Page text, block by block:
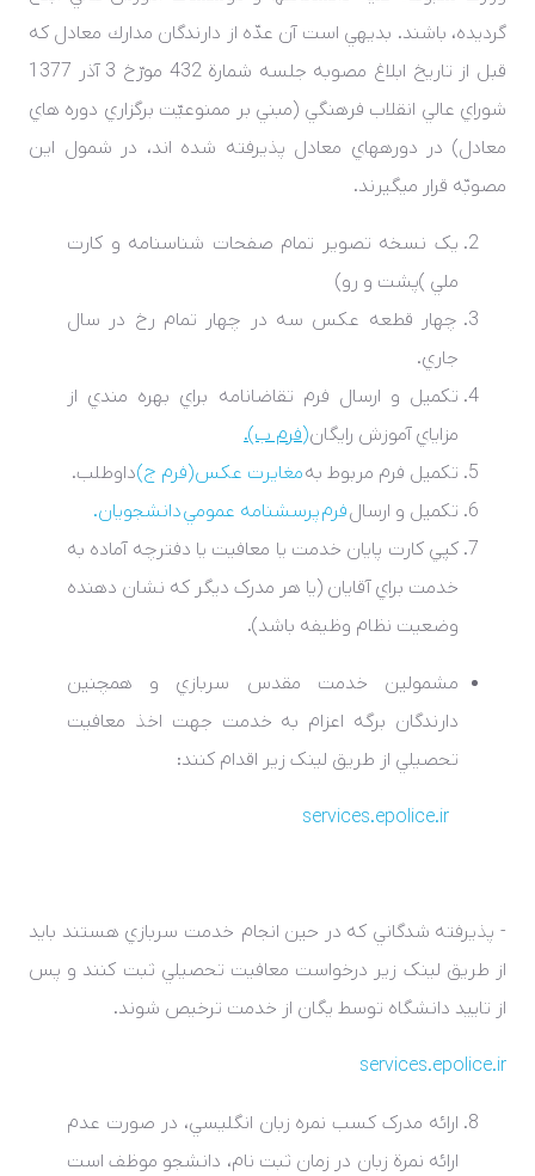
گرديده، باشند. بديهي است آن عدّه از دارندگان مدارك معادل که
قبل از تاريخ ابلاغ مصوبه جلسه شمارة 432 مورّخ 3 آذر 1377
شوراي عالي انقلاب فرهنگي (مبني بر ممنوعيّت برگزاري دوره­ هاي
معادل) در دوره­هاي معادل پذيرفته شده ­اند، در شمول اين
مصوبّه قرار مي­گيرند.
يک نسخه تصوير تمام صفحات شناسنامه و کارت
ملي )پشت و رو)
چهار قطعه عکس سه در چهار تمام رخ در سال
جاري.
تکميل و ارسال فرم تقاضانامه براي بهره­ مندي از
مزاياي آموزش رايگان(فرم ب).
تکميل فرم مربوط بهمغايرت عکس (فرم ج)داوطلب.
تکميل و ارسالفرم پرسشنامه عمومي دانشجويان.
کپي کارت پايان خدمت يا معافيت يا دفترچه آماده به
خدمت براي آقايان (يا هر مدرک ديگر که نشان دهنده
وضعيت نظام­ وظيفه باشد).
مشمولين خدمت مقدس سربازي و همچنين
دارندگان برگه اعزام به خدمت جهت اخذ معافيت
تحصيلي از طريق لينک زير اقدام کنند:
services.epolice.ir
- پذيرفته شدگاني که در حين انجام خدمت سربازي هستند بايد
از طريق لينک زير درخواست معافيت تحصيلي ثبت کنند و پس
از تاييد دانشگاه توسط يگان از خدمت ترخيص شوند.
services.epolice.ir
ارائه مدرک کسب نمره زبان انگليسي، در صورت عدم
ارائه نمرة زبان در زمان ثبت ­نام، دانشجو موظف است